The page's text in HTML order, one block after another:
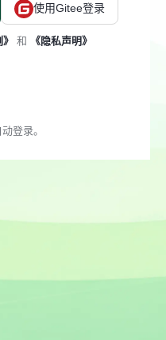
使用Gitee登录
和 《隐私声明》
登录。